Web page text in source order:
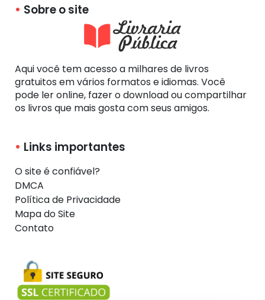
Sobre o site
Aqui você tem acesso a milhares de livros
gratuitos em vários formatos e idiomas. Você
pode ler online, fazer o download ou compartilhar
os livros que mais gosta com seus amigos.
Links importantes
O site é confiável?
DMCA
Política de Privacidade
Mapa do Site
Contato